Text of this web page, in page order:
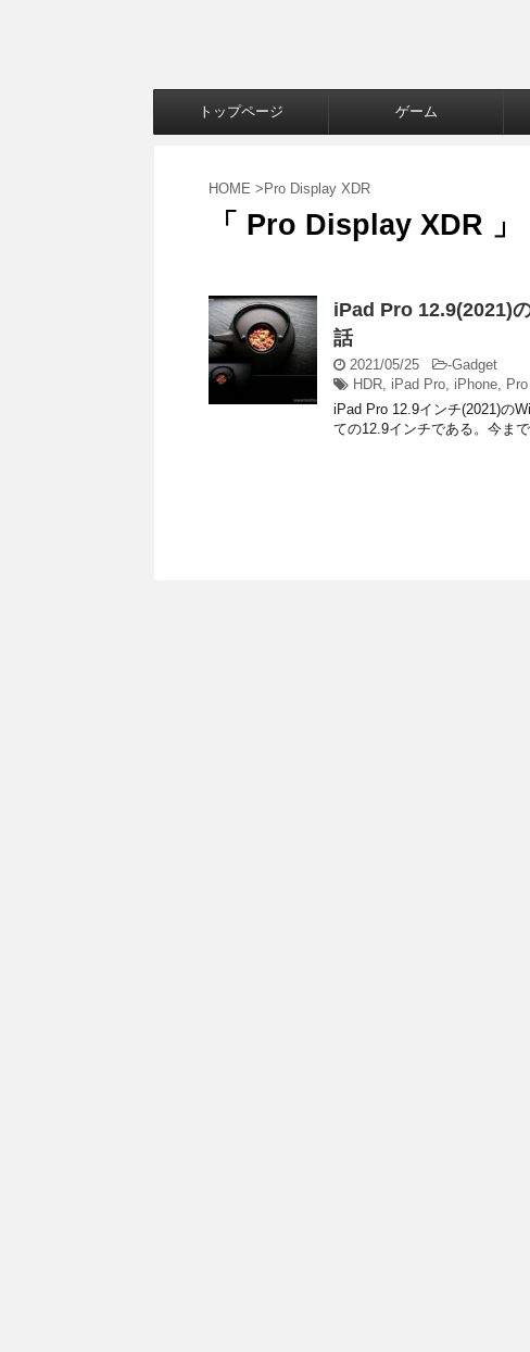
トップページ ゲーム
HOME > Pro Display XDR
「 Pro Display XDR 」
iPad Pro 12.9(2021)
話
2021/05/25 -Gadget
HDR, iPad Pro, iPhone,
iPad Pro 12.9インチ(2021)の
ての12.9インチである。今ま